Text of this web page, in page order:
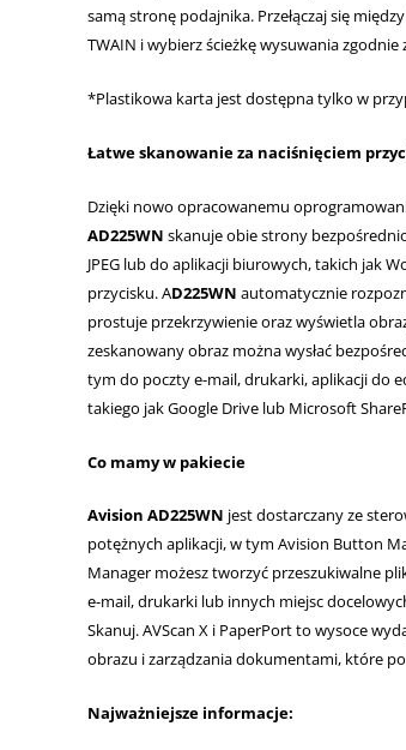
samą stronę podajnika. Przełączaj się
TWAIN i wybierz ścieżkę wysuwania
*Plastikowa karta jest dostępna tylko w
Łatwe skanowanie za naciśnięciem
Dzięki nowo opracowanemu
AD225WN skanuje obie strony
JPEG lub do aplikacji biurowych, takich jak
przycisku. AD225WN automatycznie
prostuje przekrzywienie oraz wyświetla
zeskanowany obraz można wysłać
tym do poczty e-mail, drukarki, aplikacji do
takiego jak Google Drive lub Microsoft
Co mamy w pakiecie
Avision AD225WN jest dostarczany ze
potężnych aplikacji, w tym Avision Button
Manager możesz tworzyć przeszukiwalne
e-mail, drukarki lub innych miejsc
Skanuj. AVScan X i PaperPort to wysoce
obrazu i zarządzania dokumentami, które
Najważniejsze informacje: